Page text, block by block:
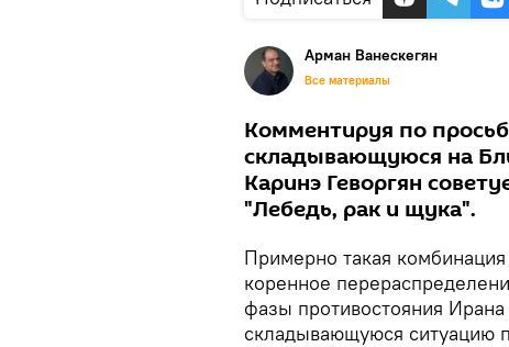
Арман Ванескегян
Все материалы
Комментируя по
складывающуюся на
Каринэ Геворгян
"Лебедь, рак и щука".
Примерно такая
коренное
фазы противостояния
складывающуюся ситуацию